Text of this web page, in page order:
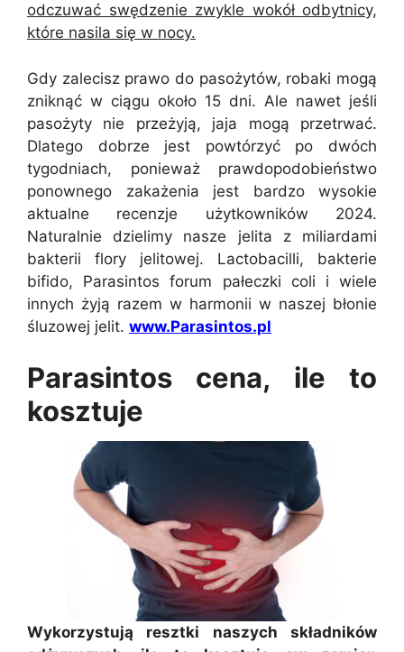
odczuwać swędzenie zwykle wokół odbytnicy,
które nasila się w nocy.
Gdy zalecisz prawo do pasożytów, robaki mogą
zniknąć w ciągu około 15 dni. Ale nawet jeśli
pasożyty nie przeżyją, jaja mogą przetrwać.
Dlatego dobrze jest powtórzyć po dwóch
tygodniach, ponieważ prawdopodobieństwo
ponownego zakażenia jest bardzo wysokie
aktualne recenzje użytkowników 2024.
Naturalnie dzielimy nasze jelita z miliardami
bakterii flory jelitowej. Lactobacilli, bakterie
bifido, Parasintos forum pałeczki coli i wiele
innych żyją razem w harmonii w naszej błonie
śluzowej jelit. www.Parasintos.pl
Parasintos cena, ile to
kosztuje
Wykorzystują resztki naszych składników